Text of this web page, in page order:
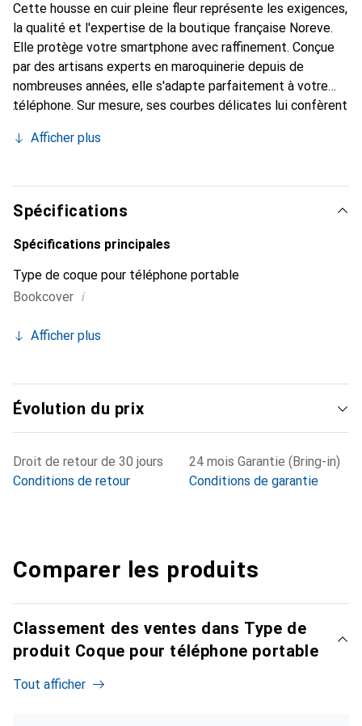
Cette housse en cuir pleine fleur représente les exigences,
la qualité et l'expertise de la boutique française Noreve.
Elle protège votre smartphone avec raffinement. Conçue
par des artisans experts en maroquinerie depuis de
nombreuses années, elle s'adapte parfaitement à votre
téléphone. Sur mesure, ses courbes délicates lui confèrent
et indispensable pour votre smartphone. Reconnaître
marque Noreve est un choix sûr pour une clientèle
exigeante.
Afficher plus
Spécifications
Spécifications principales
Type de coque pour téléphone portable
Bookcover i
Afficher plus
Évolution du prix
Droit de retour de 30 jours
Conditions de retour
24 mois Garantie (Bring-in)
Conditions de garantie
Comparer les produits
Classement des ventes dans Type de
produit Coque pour téléphone portable
Tout afficher